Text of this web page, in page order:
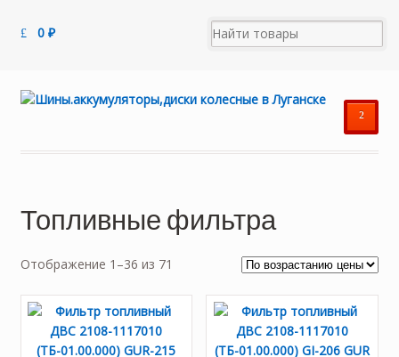
0₽
²
Топливные фильтра
Отображение 1–36 из 71
возрастанию